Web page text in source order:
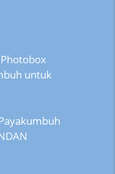
untuk